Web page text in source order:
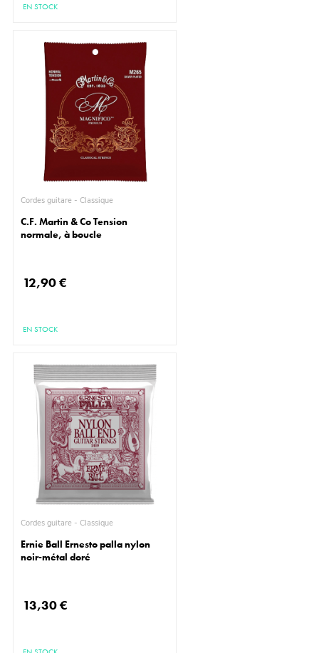
EN STOCK
Cordes guitare - Classique
C.F. Martin & Co Tension
normale, à boucle
12,90 €
EN STOCK
Cordes guitare - Classique
Ernie Ball Ernesto palla nylon
noir-métal doré
13,30 €